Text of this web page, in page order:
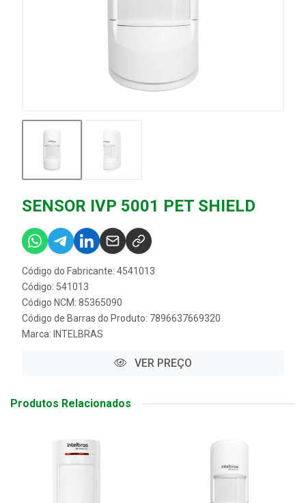
SENSOR IVP 5001 PET SHIELD
Código do Fabricante: 4541013
Código: 541013
Código NCM: 85365090
Código de Barras do Produto: 7896637669320
Marca: INTELBRAS
VER PREÇO
Produtos Relacionados